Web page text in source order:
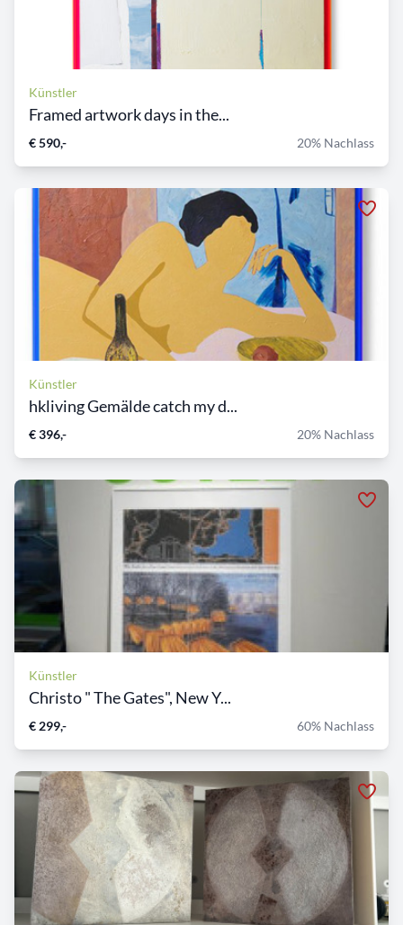
Künstler
Framed artwork days in the...
€ 590,- 20% Nachlass
Künstler
hkliving Gemälde catch my d...
€ 396,- 20% Nachlass
Künstler
Christo " The Gates", New Y...
€ 299,- 60% Nachlass